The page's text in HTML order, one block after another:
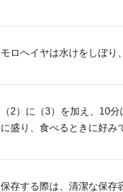
モロヘイヤは水けをしぼり
（2）に（3）を加え、10
に盛り、食べるときに好み
保存する際は、清潔な保存